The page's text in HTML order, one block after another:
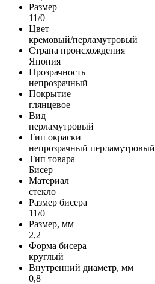
Размер
11/0
Цвет
кремовый/перламутровый
Страна происхождения
Япония
Прозрачность
непрозрачный
Покрытие
глянцевое
Вид
перламутровый
Тип окраски
непрозрачный перламутровый
Тип товара
Бисер
Материал
стекло
Размер бисера
11/0
Размер, мм
2,2
Форма бисера
круглый
Внутренний диаметр, мм
0,8